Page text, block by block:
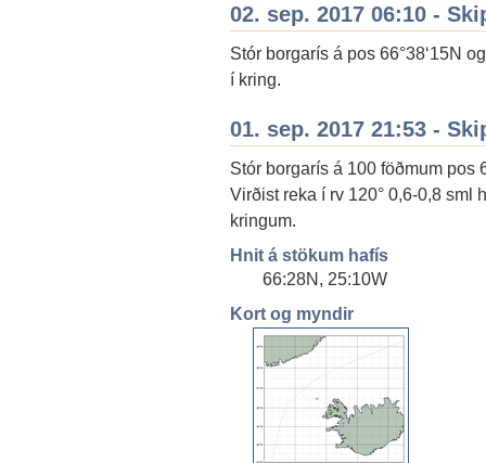
02. sep. 2017 06:10 -
Stór borgarís á pos 66°38‘15N
í kring.
01. sep. 2017 21:53 -
Stór borgarís á 100 föðmum pos
Virðist reka í rv 120° 0,6-0,8 sml
kringum.
Hnit á stökum hafís
66:28N, 25:10W
Kort og myndir